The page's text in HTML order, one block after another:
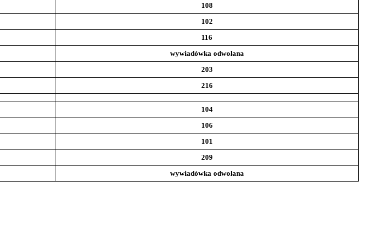
108
102
116
wywiadówka odwołana
203
216
104
106
101
209
wywiadówka odwołana